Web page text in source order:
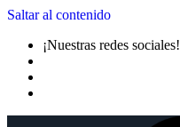
Saltar al contenido
¡Nuestras redes sociales!